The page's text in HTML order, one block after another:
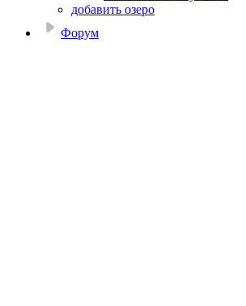
добавить озеро
Форум